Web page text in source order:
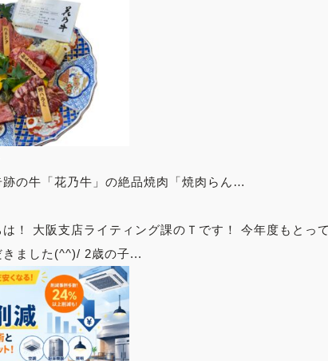
跡の牛「花乃牛」の絶品焼肉「焼肉らん…
！ 大阪支店ライティング課のＴです！ 今年度もと
きました(^^)/ 2歳の子...